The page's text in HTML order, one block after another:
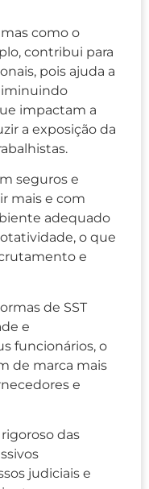
como o
contribui para
pois ajuda a
impactam a
a exposição da
seguros e
mais e com
adequado
o que
e
de SST
e
funcionários, o
de marca mais
e
das
judiciais e